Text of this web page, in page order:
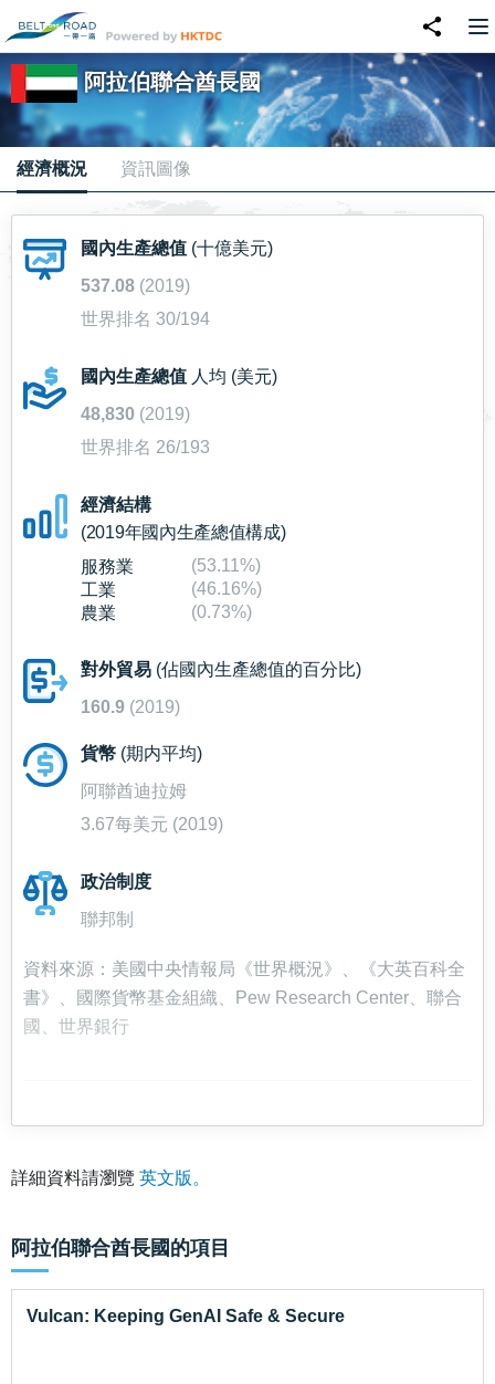
阿拉伯聯合酋長國
經濟概況 資訊圖像
國內生產總值 (十億美元)
537.08 (2019)
世界排名 30/194
國內生產總值 人均 (美元)
48,830 (2019)
世界排名 26/193
經濟結構
(2019年國內生產總值構成)
服務業
(53.11%)
工業
(46.16%)
農業
(0.73%)
對外貿易 (佔國內生產總值的百分比)
160.9 (2019)
貨幣 (期内平均)
阿聯酋迪拉姆
3.67每美元 (2019)
政治制度
聯邦制
資料來源：美國中央情報局《世界概況》、《大英百科全
書》、國際貨幣基金組織、Pew Research Center、聯合
國、世界銀行
詳細資料請瀏覽 英文版。
阿拉伯聯合酋長國 的項目
Vulcan: Keeping GenAI Safe & Secure